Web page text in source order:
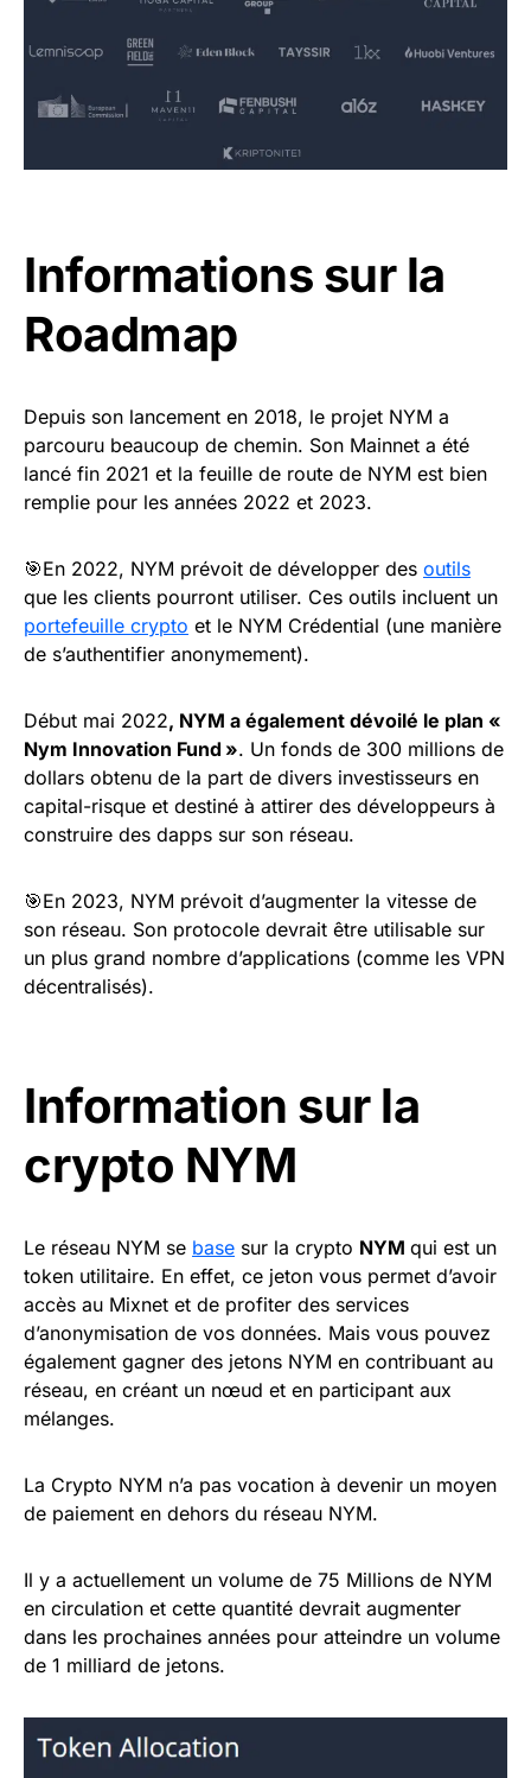
Informations sur la
Roadmap
Depuis son lancement en 2018, le projet NYM a
parcouru beaucoup de chemin. Son Mainnet a été
lancé fin 2021 et la feuille de route de NYM est bien
remplie pour les années 2022 et 2023.
🎯En 2022, NYM prévoit de développer des outils
que les clients pourront utiliser. Ces outils incluent un
portefeuille crypto et le NYM Crédential (une manière
de s’authentifier anonymement).
Début mai 2022, NYM a également dévoilé le plan «
Nym Innovation Fund ». Un fonds de 300 millions de
dollars obtenu de la part de divers investisseurs en
capital-risque et destiné à attirer des développeurs à
construire des dapps sur son réseau.
🎯En 2023, NYM prévoit d’augmenter la vitesse de
son réseau. Son protocole devrait être utilisable sur
un plus grand nombre d’applications (comme les VPN
décentralisés).
Information sur la
crypto NYM
Le réseau NYM se base sur la crypto NYM qui est un
token utilitaire. En effet, ce jeton vous permet d’avoir
accès au Mixnet et de profiter des services
d’anonymisation de vos données. Mais vous pouvez
également gagner des jetons NYM en contribuant au
réseau, en créant un nœud et en participant aux
mélanges.
La Crypto NYM n’a pas vocation à devenir un moyen
de paiement en dehors du réseau NYM.
Il y a actuellement un volume de 75 Millions de NYM
en circulation et cette quantité devrait augmenter
dans les prochaines années pour atteindre un volume
de 1 milliard de jetons.